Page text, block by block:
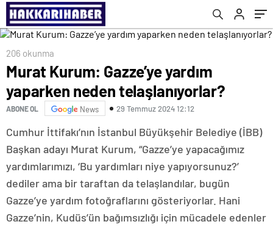
206 okunma
Murat Kurum: Gazze’ye yardım
yaparken neden telaşlanıyorlar?
ABONE OL News 29 Temmuz 2024 12:12
Cumhur İttifakı’nın İstanbul Büyükşehir Belediye (İBB)
Başkan adayı Murat Kurum, “Gazze’ye yapacağımız
yardımlarımızı, ‘Bu yardımları niye yapıyorsunuz?’
dediler ama bir taraftan da telaşlandılar, bugün
Gazze’ye yardım fotoğraflarını gösteriyorlar. Hani
Gazze’nin, Kudüs’ün bağımsızlığı için mücadele edenler